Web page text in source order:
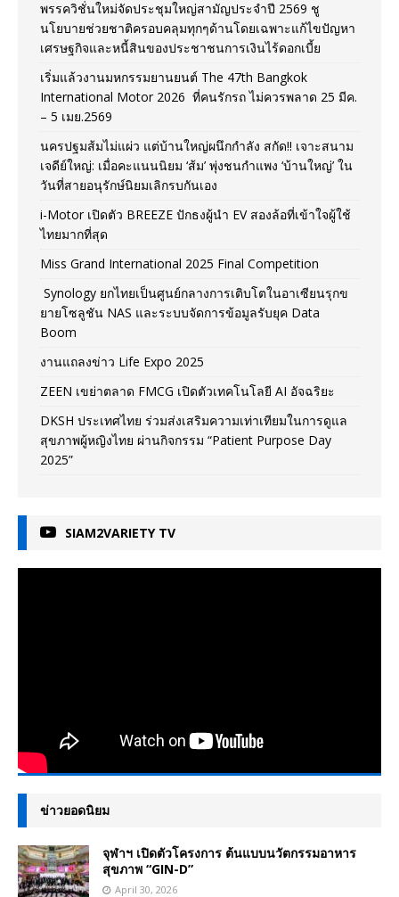
พรรควิชั่นใหม่จัดประชุมใหญ่สามัญประจำปี 2569 ชู
นโยบายช่วยชาติครอบคลุมทุกๆด้านโดยเฉพาะแก้ไขปัญหา
เศรษฐกิจและหนี้สินของประชาชนการเงินไร้ดอกเบี้ย
เริ่มแล้วงานมหกรรมยานยนต์ The 47th Bangkok
International Motor 2026 ที่คนรักรถ ไม่ควรพลาด 25 มีค.
– 5 เมย.2569
นครปฐมส้มไม่แผ่ว แต่บ้านใหญ่ผนึกกำลัง สกัด!! เจาะสนาม
เจดีย์ใหญ่: เมื่อคะแนนนิยม ‘ส้ม’ พุ่งชนกำแพง ‘บ้านใหญ่’ ใน
วันที่สายอนุรักษ์นิยมเลิกรบกันเอง
i-Motor เปิดตัว BREEZE ปักธงผู้นำ EV สองล้อที่เข้าใจผู้ใช้
ไทยมากที่สุด
Miss Grand International 2025 Final Competition
Synology ยกไทยเป็นศูนย์กลางการเติบโตในอาเซียนรุกข
ยายโซลูชัน NAS และระบบจัดการข้อมูลรับยุค Data
Boom
งานแถลงข่าว Life Expo 2025
ZEEN เขย่าตลาด FMCG เปิดตัวเทคโนโลยี AI อัจฉริยะ
DKSH ประเทศไทย ร่วมส่งเสริมความเท่าเทียมในการดูแล
สุขภาพผู้หญิงไทย ผ่านกิจกรรม “Patient Purpose Day
2025”
SIAM2VARIETY TV
ข่าวยอดนิยม
จุฬาฯ เปิดตัวโครงการ ต้นแบบนวัตกรรมอาหาร
สุขภาพ “GIN-D”
April 30, 2026